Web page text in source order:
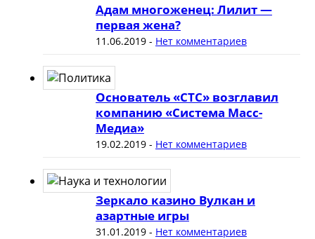
Адам многоженец: Лилит —
первая жена?
11.06.2019- Нет комментариев
Основатель «СТС» возглавил
компанию «Система Масс-
Медиа»
19.02.2019- Нет комментариев
Зеркало казино Вулкан и
азартные игры
31.01.2019- Нет комментариев